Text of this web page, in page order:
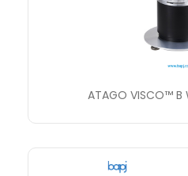
ATAGO VISCO™ B